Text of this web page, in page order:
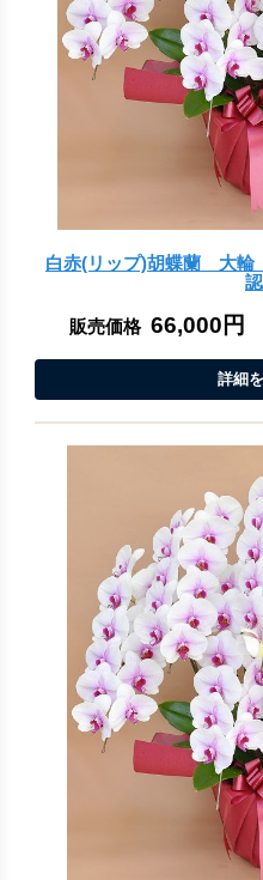
白赤(リップ)胡蝶蘭 大輪
認
販売価格 66,000円